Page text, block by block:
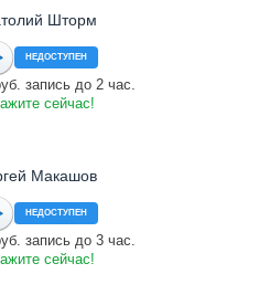
Шторм
НЕДОСТУПЕН
запись до 2 час.
сейчас!
Макашов
НЕДОСТУПЕН
запись до 3 час.
сейчас!